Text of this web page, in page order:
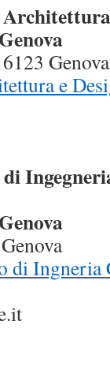
e
di Ingneria